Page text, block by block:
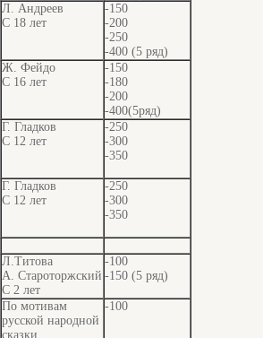
Л. Андреев
С 18 лет
-150
-200
-250
-400 (5 ряд)
Ж. Фейдо
С 16 лет
-150
-180
-200
-400(5ряд)
Г. Гладков
С 12 лет
-250
-300
-350
Г. Гладков
С 12 лет
-250
-300
-350
Л.Титова
А. Староторжский
С 2 лет
-100
-150 (5 ряд)
По мотивам
русской народной
сказки
-100